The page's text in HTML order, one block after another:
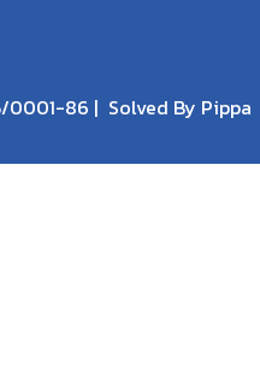
0001-86 | Solved By Pippa